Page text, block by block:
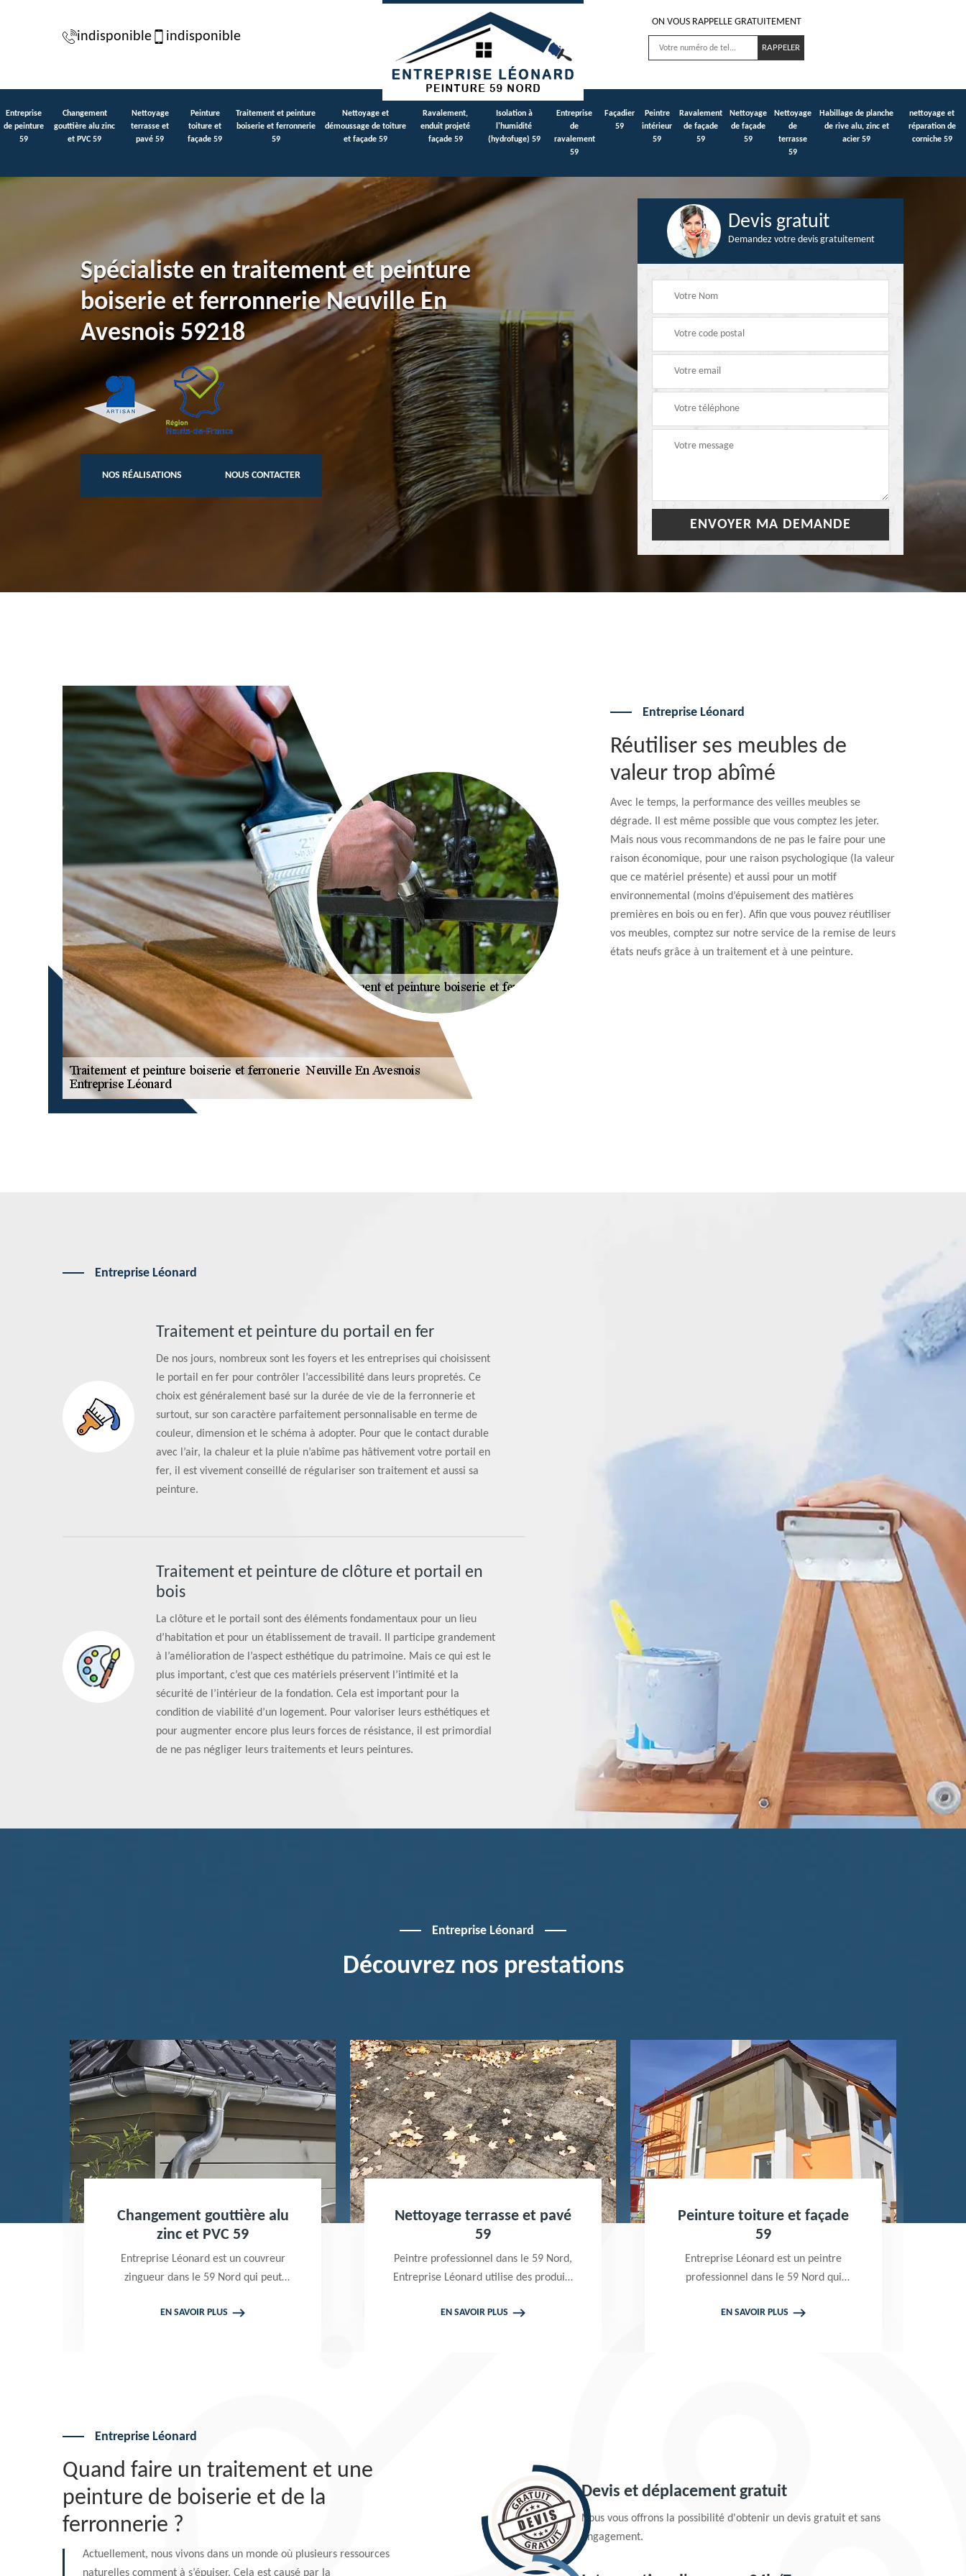
indisponible indisponible
ON VOUS RAPPELLE GRATUITEMENT
Entreprise
de peinture
59
Changement
gouttière alu zinc
et PVC 59
Nettoyage
terrasse et
pavé 59
Peinture
toiture et
façade 59
Traitement et peinture
boiserie et ferronnerie
59
Nettoyage et
démoussage de toiture
et façade 59
Ravalement,
enduit projeté
façade 59
Isolation à
l'humidité
(hydrofuge) 59
Entreprise
de
ravalement
59
Façadier
59
Peintre
intérieur
59
Ravalement
de façade
59
Nettoyage
de façade
59
Nettoyage
de
terrasse
59
Habillage de planche
de rive alu, zinc et
acier 59
nettoyage et
réparation de
corniche 59
Spécialiste en traitement et peinture
boiserie et ferronnerie Neuville En
Avesnois 59218
NOS RÉALISATIONS NOUS CONTACTER
Devis gratuit
Demandez votre devis gratuitement
Entreprise Léonard
Réutiliser ses meubles de
valeur trop abîmé
Avec le temps, la performance des veilles meubles se
dégrade. Il est même possible que vous comptez les jeter.
Mais nous vous recommandons de ne pas le faire pour une
raison économique, pour une raison psychologique (la valeur
que ce matériel présente) et aussi pour un motif
environnemental (moins d’épuisement des matières
premières en bois ou en fer). Afin que vous pouvez réutiliser
vos meubles, comptez sur notre service de la remise de leurs
états neufs grâce à un traitement et à une peinture.
Entreprise Léonard
Traitement et peinture du portail en fer
De nos jours, nombreux sont les foyers et les entreprises qui choisissent
le portail en fer pour contrôler l’accessibilité dans leurs propretés. Ce
choix est généralement basé sur la durée de vie de la ferronnerie et
surtout, sur son caractère parfaitement personnalisable en terme de
couleur, dimension et le schéma à adopter. Pour que le contact durable
avec l’air, la chaleur et la pluie n’abîme pas hâtivement votre portail en
fer, il est vivement conseillé de régulariser son traitement et aussi sa
peinture.
Traitement et peinture de clôture et portail en
bois
La clôture et le portail sont des éléments fondamentaux pour un lieu
d’habitation et pour un établissement de travail. Il participe grandement
à l’amélioration de l’aspect esthétique du patrimoine. Mais ce qui est le
plus important, c’est que ces matériels préservent l’intimité et la
sécurité de l’intérieur de la fondation. Cela est important pour la
condition de viabilité d’un logement. Pour valoriser leurs esthétiques et
pour augmenter encore plus leurs forces de résistance, il est primordial
de ne pas négliger leurs traitements et leurs peintures.
Entreprise Léonard
Découvrez nos prestations
Changement gouttière alu
zinc et PVC 59
Entreprise Léonard est un couvreur
zingueur dans le 59 Nord qui peut
effectuer un changement gouttière
Nettoyage terrasse et pavé
Peintre professionnel dans le 59 Nord,
Entreprise Léonard utilise des produits
terrasse et pavé. Propose un devis
Peinture toiture et façade
Entreprise Léonard est un peintre
professionnel dans le 59 Nord qui
chez vous pour prendre en main vos
Entreprise Léonard
Quand faire un traitement et une
peinture de boiserie et de la
ferronnerie ?
Actuellement, nous vivons dans un monde où plusieurs ressources
naturelles comment à s’épuiser. Cela est causé par la
Devis et déplacement gratuit
Nous vous offrons la possibilité d'obtenir un devis gratuit et sans
engagement.